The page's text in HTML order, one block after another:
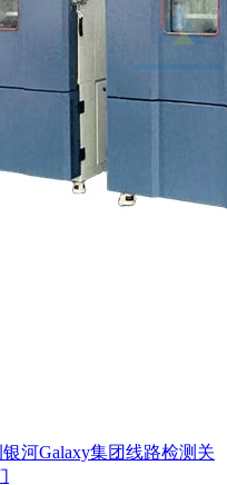
银河Galaxy集团线路检测 关